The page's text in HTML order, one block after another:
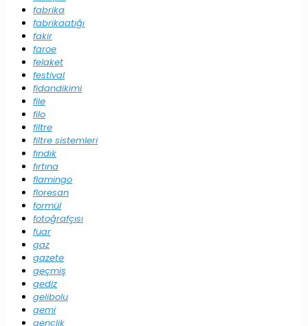
fabrika
fabrikaatığı
fakir
faroe
felaket
festival
fidandikimi
file
filo
filtre
filtre sistemleri
fındık
fırtına
flamingo
floresan
formül
fotoğrafçısı
fuar
gaz
gazete
geçmiş
gediz
gelibolu
gemi
gençlik